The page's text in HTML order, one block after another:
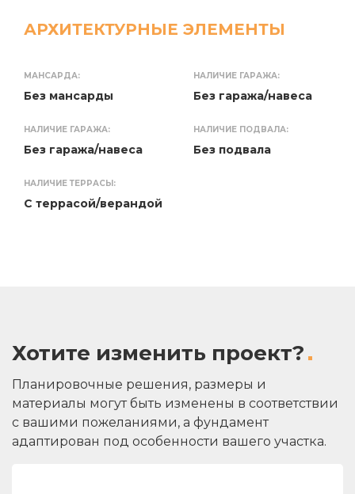
АРХИТЕКТУРНЫЕ ЭЛЕМЕНТЫ
МАНСАРДА:
Без мансарды
НАЛИЧИЕ ГАРАЖА:
Без гаража/навеса
НАЛИЧИЕ ГАРАЖА:
Без гаража/навеса
НАЛИЧИЕ ПОДВАЛА:
Без подвала
НАЛИЧИЕ ТЕРРАСЫ:
С террасой/верандой
Хотите изменить проект?
Планировочные решения, размеры и
материалы могут быть изменены в соответствии
с вашими пожеланиями, а фундамент
адаптирован под особенности вашего участка.